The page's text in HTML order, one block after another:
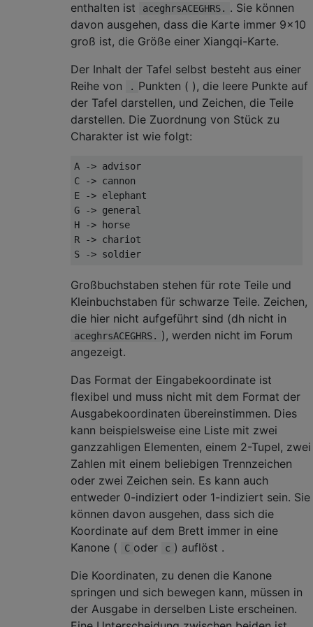
enthalten ist
aceghrsACEGHRS. . Sie können
davon ausgehen, dass die Karte immer 9x10
groß ist, die Größe einer Xiangqi-Karte.
Der Inhalt der Tafel selbst besteht aus einer
Reihe von
. Punkten ( ), die leere Punkte auf
der Tafel darstellen, und Zeichen, die Teile
darstellen. Die Zuordnung von Stück zu
Charakter ist wie folgt:
A -> advisor
C -> cannon
E -> elephant
G -> general
H -> horse
R -> chariot
Großbuchstaben stehen für rote Teile und
Kleinbuchstaben für schwarze Teile. Zeichen,
die hier nicht aufgeführt sind (dh nicht in
aceghrsACEGHRS. ), werden nicht im Forum
angezeigt.
Das Format der Eingabekoordinate ist
flexibel und muss nicht mit dem Format der
Ausgabekoordinaten übereinstimmen. Dies
kann beispielsweise eine Liste mit zwei
ganzzahligen Elementen, einem 2-Tupel, zwei
Zahlen mit einem beliebigen Trennzeichen
oder zwei Zeichen sein. Es kann auch
entweder 0-indiziert oder 1-indiziert sein. Sie
können davon ausgehen, dass sich die
Koordinate auf dem Brett immer in eine
Kanone (
C oder c ) auflöst .
Die Koordinaten, zu denen die Kanone
springen und sich bewegen kann, müssen in
der Ausgabe in derselben Liste erscheinen.